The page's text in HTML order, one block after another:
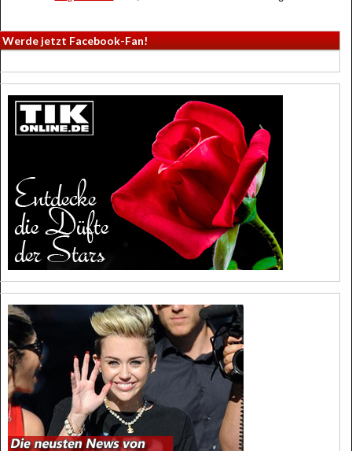
Werde jetzt Facebook-Fan!